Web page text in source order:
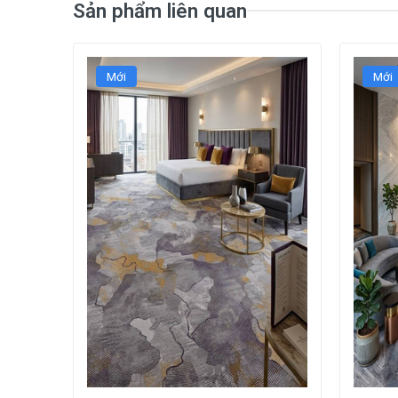
Sản phẩm liên quan
Mới Mới